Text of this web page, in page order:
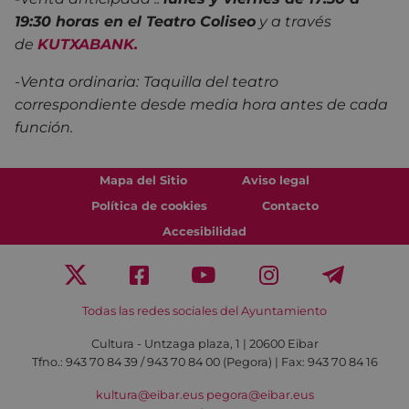
19:30 horas en el Teatro Coliseo y a través
de KUTXABANK.
-Venta ordinaria: Taquilla del teatro
correspondiente desde media hora antes de cada
función.
Mapa del Sitio
Aviso legal
Política de cookies
Contacto
Accesibilidad
Todas las redes sociales del Ayuntamiento
Cultura - Untzaga plaza, 1 | 20600 Eibar
Tfno.: 943 70 84 39 / 943 70 84 00 (Pegora) | Fax: 943 70 84 16
kultura@eibar.eus pegora@eibar.eus